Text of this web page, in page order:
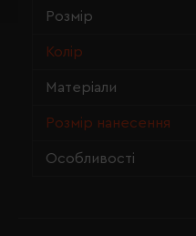
Розмір
Колір
Матеріали
Розмір нанесення
Особливості